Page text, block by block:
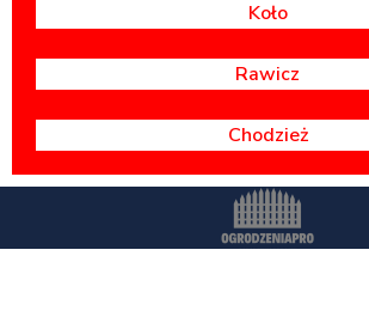
Koło
Rawicz
Chodzież